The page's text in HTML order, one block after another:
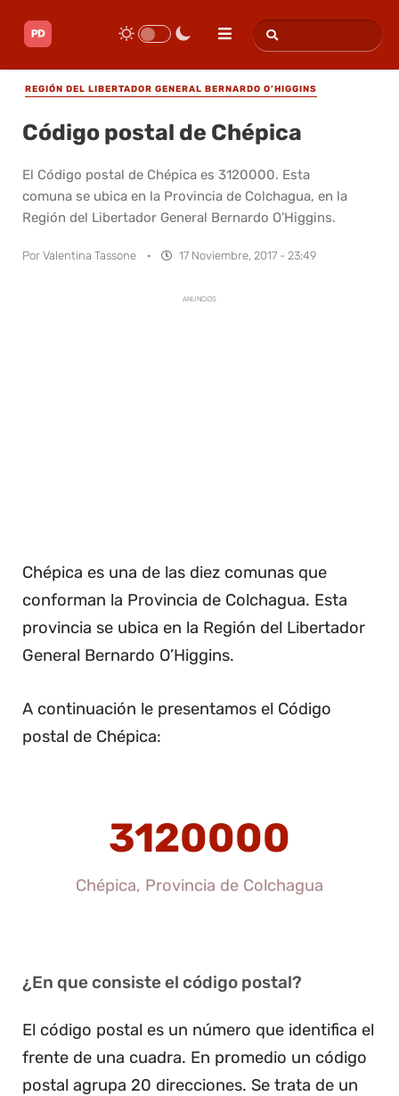
REGIÓN DEL LIBERTADOR GENERAL BERNARDO O’HIGGINS
Código postal de Chépica
El Código postal de Chépica es 3120000. Esta
comuna se ubica en la Provincia de Colchagua, en la
Región del Libertador General Bernardo O’Higgins.
Por Valentina Tassone · 17 Noviembre, 2017 - 23:49
ANUNCIOS
Chépica es una de las diez comunas que
conforman la Provincia de Colchagua. Esta
provincia se ubica en la Región del Libertador
General Bernardo O’Higgins.
A continuación le presentamos el Código
postal de Chépica:
3120000
Chépica, Provincia de Colchagua
¿En que consiste el código postal?
El código postal es un número que identifica el
frente de una cuadra. En promedio un código
postal agrupa 20 direcciones. Se trata de un